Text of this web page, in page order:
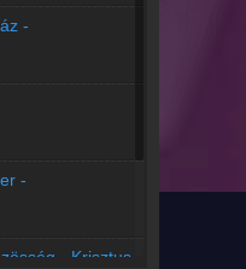
-
-
Krisztus
műsora